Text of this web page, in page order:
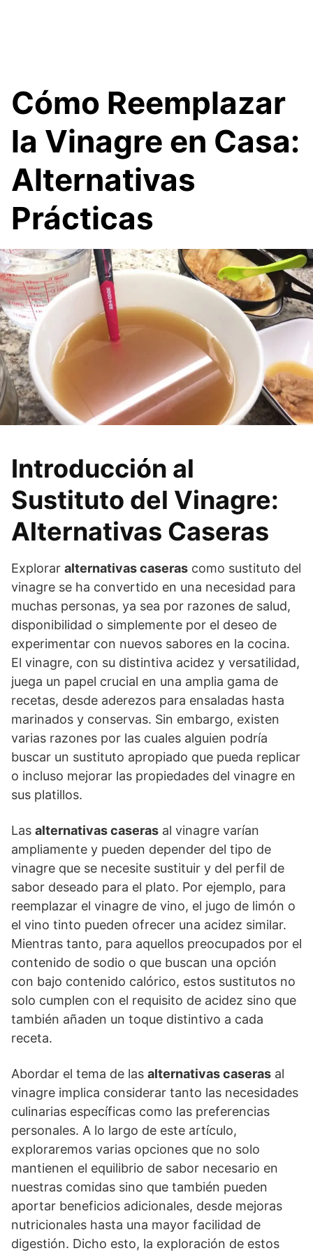
Cómo Reemplazar
la Vinagre en Casa:
Alternativas
Prácticas
Introducción al
Sustituto del Vinagre:
Alternativas Caseras
Explorar alternativas caseras como sustituto del
vinagre se ha convertido en una necesidad para
muchas personas, ya sea por razones de salud,
disponibilidad o simplemente por el deseo de
experimentar con nuevos sabores en la cocina.
El vinagre, con su distintiva acidez y versatilidad,
juega un papel crucial en una amplia gama de
recetas, desde aderezos para ensaladas hasta
marinados y conservas. Sin embargo, existen
varias razones por las cuales alguien podría
buscar un sustituto apropiado que pueda replicar
o incluso mejorar las propiedades del vinagre en
sus platillos.
Las alternativas caseras al vinagre varían
ampliamente y pueden depender del tipo de
vinagre que se necesite sustituir y del perfil de
sabor deseado para el plato. Por ejemplo, para
reemplazar el vinagre de vino, el jugo de limón o
el vino tinto pueden ofrecer una acidez similar.
Mientras tanto, para aquellos preocupados por el
contenido de sodio o que buscan una opción
con bajo contenido calórico, estos sustitutos no
solo cumplen con el requisito de acidez sino que
también añaden un toque distintivo a cada
receta.
Abordar el tema de las alternativas caseras al
vinagre implica considerar tanto las necesidades
culinarias específicas como las preferencias
personales. A lo largo de este artículo,
exploraremos varias opciones que no solo
mantienen el equilibrio de sabor necesario en
nuestras comidas sino que también pueden
aportar beneficios adicionales, desde mejoras
nutricionales hasta una mayor facilidad de
digestión. Dicho esto, la exploración de estos